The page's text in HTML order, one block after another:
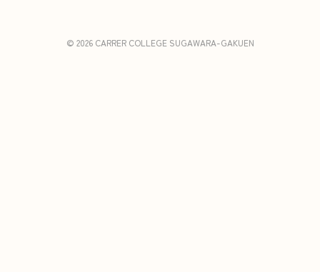
© 2026 CARRER COLLEGE SUGAWARA-GAKUEN